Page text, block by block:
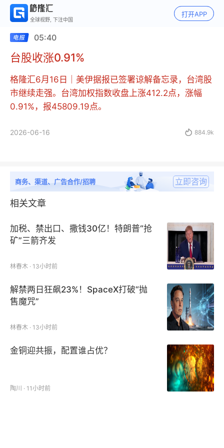
全球视野, 下注中国
打开APP
05:40
台股收涨0.91%
格隆汇6月16日｜美伊据报已签署谅解备忘录，台湾股
市继续走强。台湾加权指数收盘上涨412.2点，涨幅
0.91%，报45809.19点。
2026-06-16  884.9k
商务、渠道、广告合作/招聘 立即咨询
相关文章
加税、禁出口、撒钱30亿！特朗普“抢
矿”三箭齐发
林春木 · 13小时前
解禁两日狂飙23%！SpaceX打破“抛
售魔咒”
林春木 · 13小时前
金铜迎共振，配置谁占优？
陶川 · 11小时前